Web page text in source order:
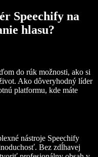
Speechify na
hlasu?
do rúk možnosti, ako si
Ako dôveryhodný líder
platformu, kde máte
nástroje Speechify
Bez zdĺhavej